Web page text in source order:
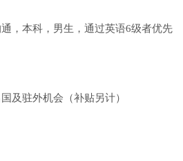
，本科，男生，通过英语6级者优先
及驻外机会（补贴另计）